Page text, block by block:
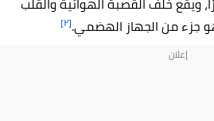
جزء من الجهاز الهضمي.[٢]